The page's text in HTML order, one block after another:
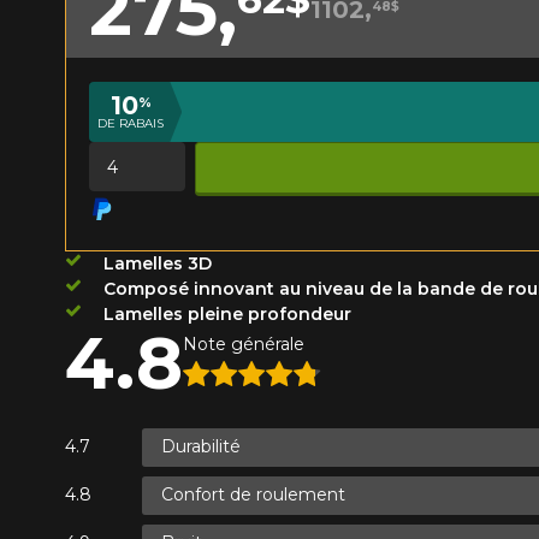
Lamelles 3D
Composé innovant au niveau de la bande de
Lamelles pleine profondeur
1102,48$
10%
DE RABAIS
4.8 Note générale
Durabilité
Confort de roulement
Année
Note
1
2 3 4 5
Commentaire
Envoyer
*Attention cette dimension
véhicule directement avant de